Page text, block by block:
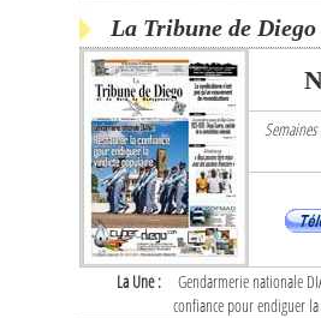
La Tribune de
La Une :
Gendarmerie nationale
confiance pour endiguer